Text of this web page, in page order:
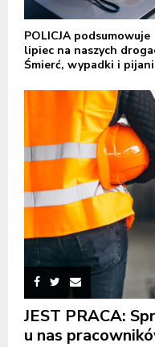
POLICJA podsumowuje
lipiec na naszych
Śmierć, wypadki i pijani
JEST PRACA:
u nas